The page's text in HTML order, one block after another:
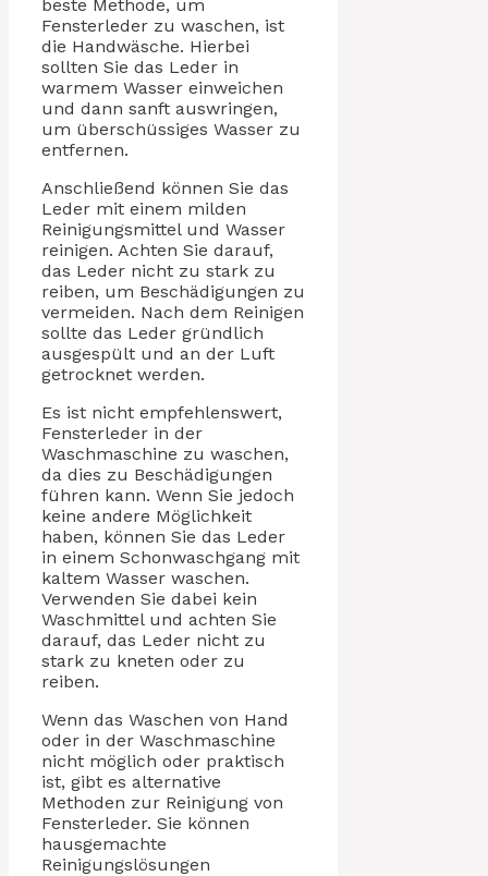
beste Methode, um
Fensterleder zu waschen, ist
die Handwäsche. Hierbei
sollten Sie das Leder in
warmem Wasser einweichen
und dann sanft auswringen,
um überschüssiges Wasser zu
entfernen.
Anschließend können Sie das
Leder mit einem milden
Reinigungsmittel und Wasser
reinigen. Achten Sie darauf,
das Leder nicht zu stark zu
reiben, um Beschädigungen zu
vermeiden. Nach dem Reinigen
sollte das Leder gründlich
ausgespült und an der Luft
getrocknet werden.
Es ist nicht empfehlenswert,
Fensterleder in der
Waschmaschine zu waschen,
da dies zu Beschädigungen
führen kann. Wenn Sie jedoch
keine andere Möglichkeit
haben, können Sie das Leder
in einem Schonwaschgang mit
kaltem Wasser waschen.
Verwenden Sie dabei kein
Waschmittel und achten Sie
darauf, das Leder nicht zu
stark zu kneten oder zu
reiben.
Wenn das Waschen von Hand
oder in der Waschmaschine
nicht möglich oder praktisch
ist, gibt es alternative
Methoden zur Reinigung von
Fensterleder. Sie können
hausgemachte
Reinigungslösungen